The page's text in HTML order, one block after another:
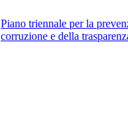
Piano triennale per la
corruzione e della